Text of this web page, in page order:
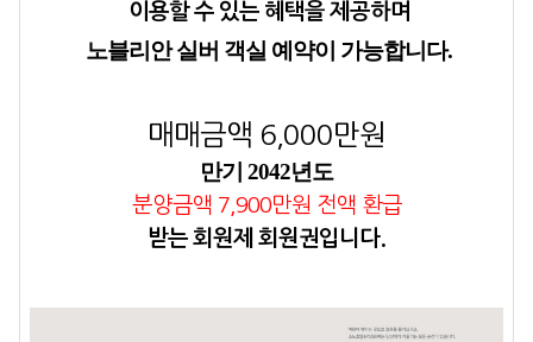
이용할 수 있는 혜택을 제공하며
노블리안 실버 객실 예약이 가능합니다.
매매금액 6,000만원
만기 2042년도
분양금액 7,900만원 전액 환급
받는 회원제 회원권입니다.